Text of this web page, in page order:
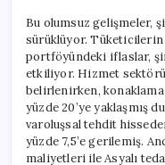
Bu olumsuz gelişmeler,
sürüklüyor.
portföyündeki iflaslar,
etkiliyor. Hizmet
belirlenirken,
yüzde 20’ye yaklaşmış
varoluşsal tehdit
yüzde 7,5’e gerilemiş.
maliyetleri ile Asyalı